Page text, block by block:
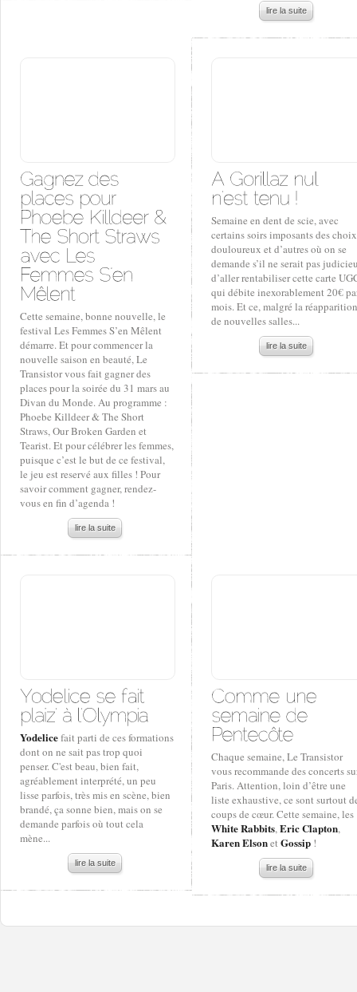
lire la suite
Cette semaine, bonne nouvelle, le
festival Les Femmes S’en Mêlent
démarre. Et pour commencer la
nouvelle saison en beauté, Le
Transistor vous fait gagner des
places pour la soirée du 31 mars au
Divan du Monde. Au programme :
Phoebe Killdeer & The Short
Straws, Our Broken Garden et
Tearist. Et pour célébrer les femmes,
puisque c’est le but de ce festival,
le jeu est reservé aux filles ! Pour
savoir comment gagner, rendez-
vous en fin d’agenda !
lire la suite
Semaine en dent de scie, avec
certains soirs imposants des choix
douloureux et d’autres où on se
demande s’il ne serait pas
d’aller rentabiliser cette carte
qui débite inexorablement 20€
mois. Et ce, malgré la réapparition
de nouvelles salles...
lire la suite
Yodelicefait parti de ces formations
dont on ne sait pas trop quoi
penser. C'est beau, bien fait,
agréablement interprété, un peu
lisse parfois, très mis en scène, bien
brandé, ça sonne bien, mais on se
demande parfois où tout cela
mène...
lire la suite
Chaque semaine, Le Transistor
vous recommande des concerts
Paris. Attention, loin d’être une
liste exhaustive, ce sont surtout
coups de cœur. Cette semaine, les
White Rabbits,Eric Clapton,
Karen Elsonet Gossip !
lire la suite